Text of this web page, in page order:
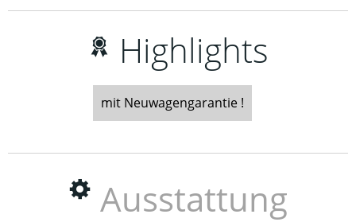
Highlights
mit Neuwagengarantie !
Ausstattung